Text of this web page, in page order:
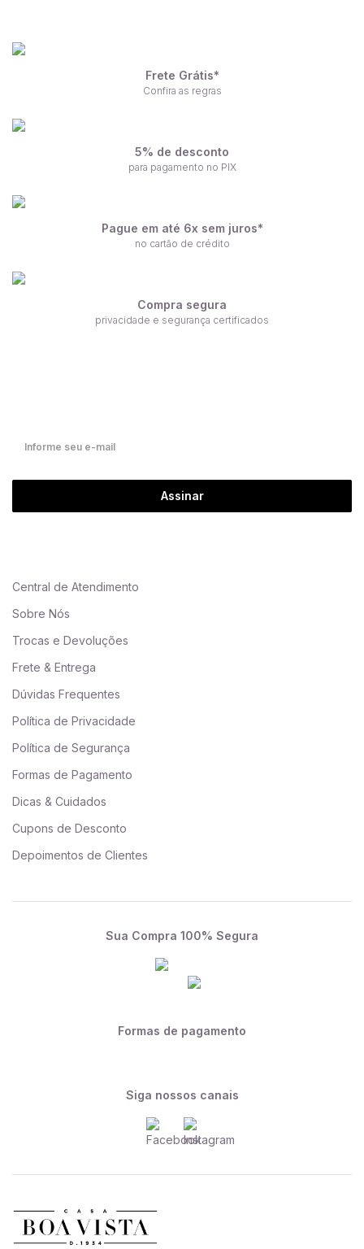
Frete Grátis*
Confira as regras
5% de desconto
para pagamento no PIX
Pague em até 6x sem juros*
no cartão de crédito
Compra segura
privacidade e segurança certificados
Assinar
Central de Atendimento
Sobre Nós
Trocas e Devoluções
Frete & Entrega
Dúvidas Frequentes
Política de Privacidade
Política de Segurança
Formas de Pagamento
Dicas & Cuidados
Cupons de Desconto
Depoimentos de Clientes
Sua Compra 100% Segura
Formas de pagamento
Siga nossos canais